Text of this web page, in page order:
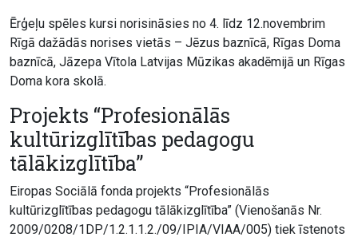
Ērģeļu spēles kursi norisināsies no 4. līdz 12.novembrim
Rīgā dažādās norises vietās – Jēzus baznīcā, Rīgas Doma
baznīcā, Jāzepa Vītola Latvijas Mūzikas akadēmijā un Rīgas
Doma kora skolā.
Projekts “Profesionālās
kultūrizglītības pedagogu
tālākizglītība”
Eiropas Sociālā fonda projekts “Profesionālās
kultūrizglītības pedagogu tālākizglītība” (Vienošanās Nr.
2009/0208/1DP/1.2.1.1.2./09/IPIA/VIAA/005) tiek īstenots